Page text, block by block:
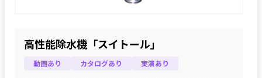
高性能除水機「スイトール」
動画あり カタログあり 実演あり